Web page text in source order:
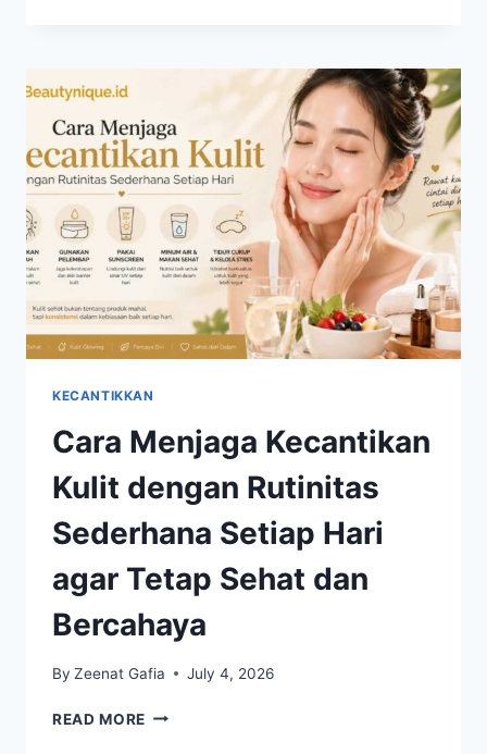
AGAR
KUAT
DAN
BERKILAU
SEPANJANG
WAKTU
KECANTIKKAN
Cara Menjaga Kecantikan
Kulit dengan Rutinitas
Sederhana Setiap Hari
agar Tetap Sehat dan
Bercahaya
By Zeenat Gafia July 4, 2026
READ MORE CARA